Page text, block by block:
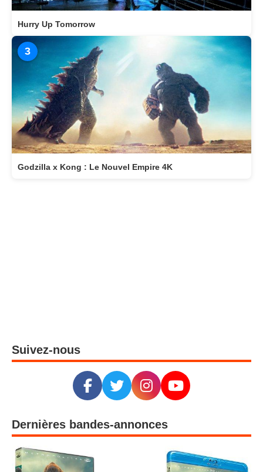
Hurry Up Tomorrow
3
Godzilla x Kong : Le Nouvel Empire 4K
Suivez-nous
Dernières bandes-annonces